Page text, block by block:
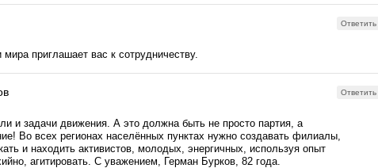
Ответить
мира приглашает вас к сотрудничеству.
Ответить
и задачи движения. А это должна быть не просто партия, а
Во всех регионах населённых пунктах нужно создавать филиалы,
и находить активистов, молодых, энергичных, используя опыт
агитировать. С уважением, Герман Бурков, 82 года.